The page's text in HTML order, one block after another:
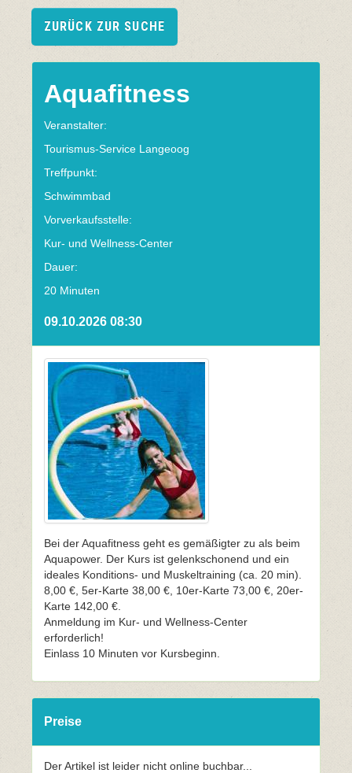
ZURÜCK ZUR SUCHE
Aquafitness
Veranstalter:
Tourismus-Service Langeoog
Treffpunkt:
Schwimmbad
Vorverkaufsstelle:
Kur- und Wellness-Center
Dauer:
20 Minuten
09.10.2026 08:30
Bei der Aquafitness geht es gemäßigter zu als beim
Aquapower. Der Kurs ist gelenkschonend und ein
ideales Konditions- und Muskeltraining (ca. 20 min).
8,00 €, 5er-Karte 38,00 €, 10er-Karte 73,00 €, 20er-
Karte 142,00 €.
Anmeldung im Kur- und Wellness-Center
erforderlich!
Einlass 10 Minuten vor Kursbeginn.
Preise
Der Artikel ist leider nicht online buchbar...